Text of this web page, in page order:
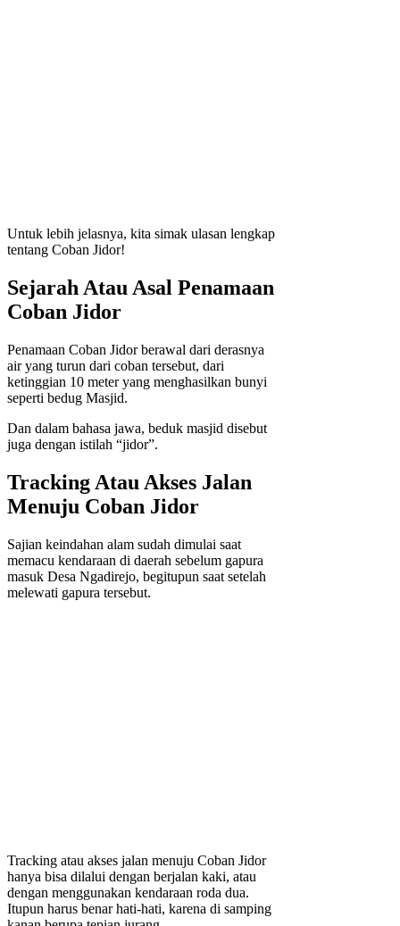
Untuk lebih jelasnya, kita simak ulasan lengkap
tentang Coban Jidor!
Sejarah Atau Asal Penamaan
Coban Jidor
Penamaan Coban Jidor berawal dari derasnya
air yang turun dari coban tersebut, dari
ketinggian 10 meter yang menghasilkan bunyi
seperti bedug Masjid.
Dan dalam bahasa jawa, beduk masjid disebut
juga dengan istilah “jidor”.
Tracking Atau Akses Jalan
Menuju Coban Jidor
Sajian keindahan alam sudah dimulai saat
memacu kendaraan di daerah sebelum gapura
masuk Desa Ngadirejo, begitupun saat setelah
melewati gapura tersebut.
Tracking atau akses jalan menuju Coban Jidor
hanya bisa dilalui dengan berjalan kaki, atau
dengan menggunakan kendaraan roda dua.
Itupun harus benar hati-hati, karena di samping